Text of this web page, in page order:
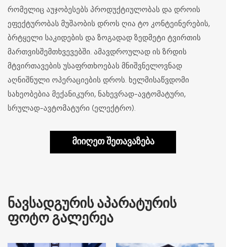
რომელიც აუჯობესებს პროდუქტიულობას და დროის
ეფექტურობას მუშაობის დროს ღია ტო კონტეინერების,
ბრტყელი საკიდების და ზოგადად ზედმეტი ტვირთის
მართვისშემთხვევებში. ამავდროულად ის ზრდის
მტვირთავების უსაფრთხოებას მნიშვნელოვნად
აღნიშნული ოპერაციების დროს. ხელმისაწვდომი
სახეობებია მექანიკური, ნახევრად-ავტომატური,
სრულად-ავტომატური (ელექტრო).
მიიღეთ შეთავაზება
ᲜᲐᲕᲡᲐᲓᲒᲣᲠᲘᲡ ᲐᲞᲐᲠᲐᲢᲣᲠᲘᲡ
ᲤᲝᲢᲝ ᲒᲐᲚᲔᲠᲔᲐ